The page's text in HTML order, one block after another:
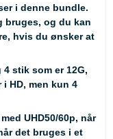
i denne bundle.
bruges, og du kan
hvis du ønsker at
4 stik som er 12G,
HD, men kun 4
UHD50/60p, når
det bruges i et